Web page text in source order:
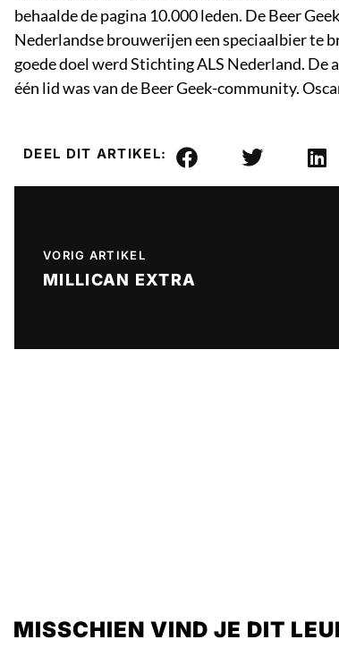
behaalde de pagina 10.000 leden. De Beer
Nederlandse brouwerijen een speciaalbier te
goede doel werd Stichting ALS Nederland. De
één lid was van de Beer Geek-community.
DEEL DIT ARTIKEL:
VORIG ARTIKEL
MILLICAN EXTRA
MISSCHIEN VIND JE DIT